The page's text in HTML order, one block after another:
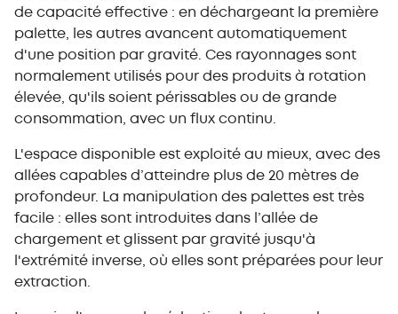
de capacité effective : en déchargeant la première
palette, les autres avancent automatiquement
d'une position par gravité. Ces rayonnages sont
normalement utilisés pour des produits à rotation
élevée, qu'ils soient périssables ou de grande
consommation, avec un flux continu.
L'espace disponible est exploité au mieux, avec des
allées capables d’atteindre plus de 20 mètres de
profondeur. La manipulation des palettes est très
facile : elles sont introduites dans l’allée de
chargement et glissent par gravité jusqu'à
l'extrémité inverse, où elles sont préparées pour leur
extraction.